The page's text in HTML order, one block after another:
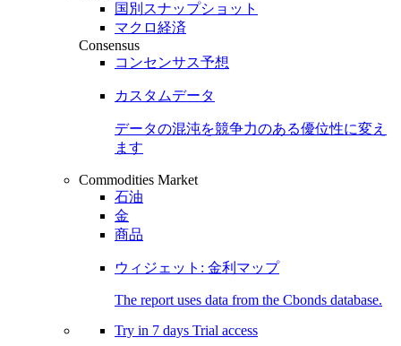
国別スナップショット
マクロ経済
Consensus
コンセンサス予想
カスタムデータ
データの混沌を競争力のある優位性に変え
ます
Commodities Market
石油
金
商品
ウィジェット: 金利マップ
The report uses data from the Cbonds database.
Try in 7 days Trial access